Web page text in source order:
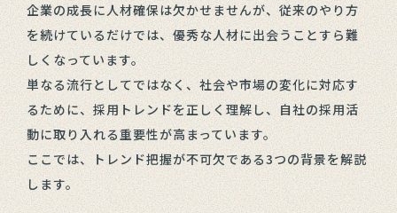
企業の成長に人材確保は欠かせませんが、従来のやり方
を続けているだけでは、優秀な人材に出会うことすら難
しくなっています。
単なる流行としてではなく、社会や市場の変化に対応す
るために、採用トレンドを正しく理解し、自社の採用活
動に取り入れる重要性が高まっています。
ここでは、トレンド把握が不可欠である3つの背景を解説
します。